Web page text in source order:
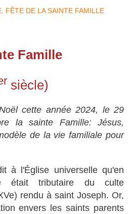
Famille
siècle)
cette année 2024, le 29
la sainte Famille: Jésus,
de la vie familiale pour
à l'Église universelle qu'en
était tributaire du culte
rendu à saint Joseph. Or,
envers les saints parents